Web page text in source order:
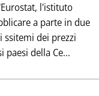
l'istituto
a parte in due
dei prezzi
paesi della Ce...